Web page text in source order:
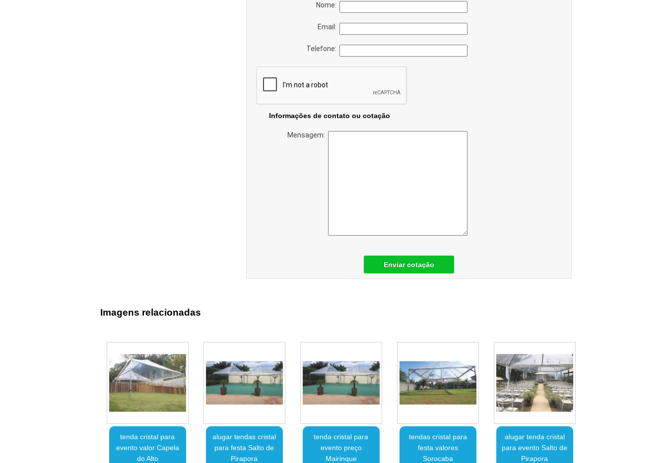
Nome:
Email:
Telefone:
Informações de contato ou cotação
Mensagem:
Enviar cotação
Imagens relacionadas
tenda cristal para
evento valor Capela
do Alto
alugar tendas cristal
para festa Salto de
Pirapora
tenda cristal para
evento preço
Mairinque
tendas cristal para
festa valores
Sorocaba
alugar tenda cristal
para evento Salto de
Pirapora